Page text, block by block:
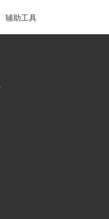
辅助工具